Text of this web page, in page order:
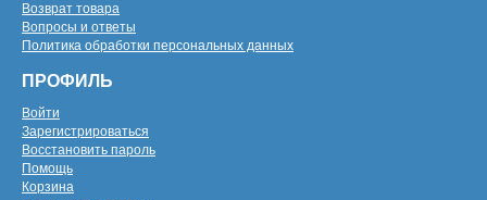
Возврат товара
Вопросы и ответы
Политика обработки персональных данных
ПРОФИЛЬ
Войти
Зарегистрироваться
Восстановить пароль
Помощь
Корзина